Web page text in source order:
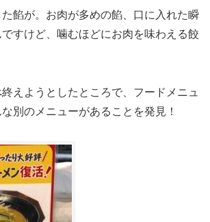
餡が。お肉が多めの餡、口に入れた瞬
すけど、噛むほどにお肉を味わえる餃
えようとしたところで、フードメニュ
別のメニューがあることを発見！